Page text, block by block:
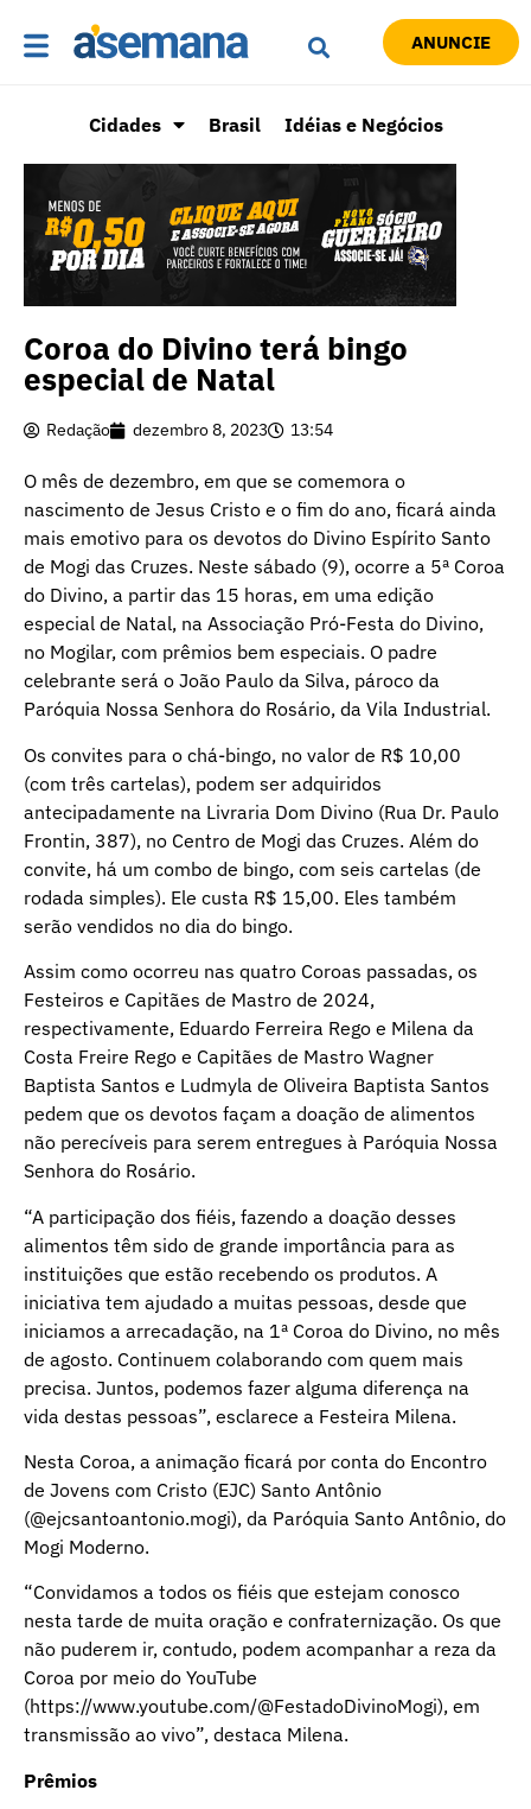
ANUNCIE
Cidades Brasil Idéias e Negócios
Coroa do Divino terá bingo
especial de Natal
Redação dezembro 8, 2023 13:54
O mês de dezembro, em que se comemora o
nascimento de Jesus Cristo e o fim do ano, ficará ainda
mais emotivo para os devotos do Divino Espírito Santo
de Mogi das Cruzes. Neste sábado (9), ocorre a 5ª Coroa
do Divino, a partir das 15 horas, em uma edição
especial de Natal, na Associação Pró-Festa do Divino,
no Mogilar, com prêmios bem especiais. O padre
celebrante será o João Paulo da Silva, pároco da
Paróquia Nossa Senhora do Rosário, da Vila Industrial.
Os convites para o chá-bingo, no valor de R$ 10,00
(com três cartelas), podem ser adquiridos
antecipadamente na Livraria Dom Divino (Rua Dr. Paulo
Frontin, 387), no Centro de Mogi das Cruzes. Além do
convite, há um combo de bingo, com seis cartelas (de
rodada simples). Ele custa R$ 15,00. Eles também
serão vendidos no dia do bingo.
Assim como ocorreu nas quatro Coroas passadas, os
Festeiros e Capitães de Mastro de 2024,
respectivamente, Eduardo Ferreira Rego e Milena da
Costa Freire Rego e Capitães de Mastro Wagner
Baptista Santos e Ludmyla de Oliveira Baptista Santos
pedem que os devotos façam a doação de alimentos
não perecíveis para serem entregues à Paróquia Nossa
Senhora do Rosário.
“A participação dos fiéis, fazendo a doação desses
alimentos têm sido de grande importância para as
instituições que estão recebendo os produtos. A
iniciativa tem ajudado a muitas pessoas, desde que
iniciamos a arrecadação, na 1ª Coroa do Divino, no mês
de agosto. Continuem colaborando com quem mais
precisa. Juntos, podemos fazer alguma diferença na
vida destas pessoas”, esclarece a Festeira Milena.
Nesta Coroa, a animação ficará por conta do Encontro
de Jovens com Cristo (EJC) Santo Antônio
(@ejcsantoantonio.mogi), da Paróquia Santo Antônio, do
Mogi Moderno.
“Convidamos a todos os fiéis que estejam conosco
nesta tarde de muita oração e confraternização. Os que
não puderem ir, contudo, podem acompanhar a reza da
Coroa por meio do YouTube
(https://www.youtube.com/@FestadoDivinoMogi), em
transmissão ao vivo”, destaca Milena.
Prêmios